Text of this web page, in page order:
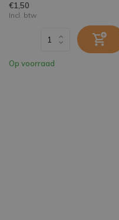
€1,50
Incl. btw
Op voorraad